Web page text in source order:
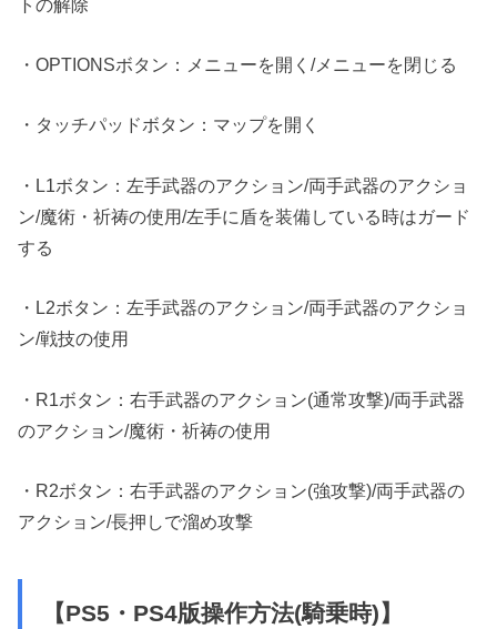
トの解除
・OPTIONSボタン：メニューを開く/メニューを閉じる
・タッチパッドボタン：マップを開く
・L1ボタン：左手武器のアクション/両手武器のアクショ
ン/魔術・祈祷の使用/左手に盾を装備している時はガード
する
・L2ボタン：左手武器のアクション/両手武器のアクショ
ン/戦技の使用
・R1ボタン：右手武器のアクション(通常攻撃)/両手武器
のアクション/魔術・祈祷の使用
・R2ボタン：右手武器のアクション(強攻撃)/両手武器の
アクション/長押しで溜め攻撃
【PS5・PS4版操作方法(騎乗時)】